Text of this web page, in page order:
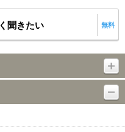
聞きたい 無料